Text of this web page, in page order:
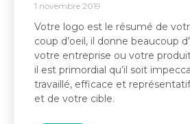
1 novembre 2019
Votre logo est le résumé de
coup d’oeil, il donne beaucoup
votre entreprise ou votre
il est primordial qu’il soit
travaillé, efficace et
et de votre cible.